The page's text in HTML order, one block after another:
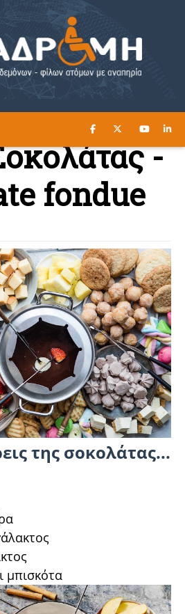
ΔΙΑΒΑΣΤΕ ΕΔΩ ►
-
fondue
της σοκολάτας...
μπισκότα